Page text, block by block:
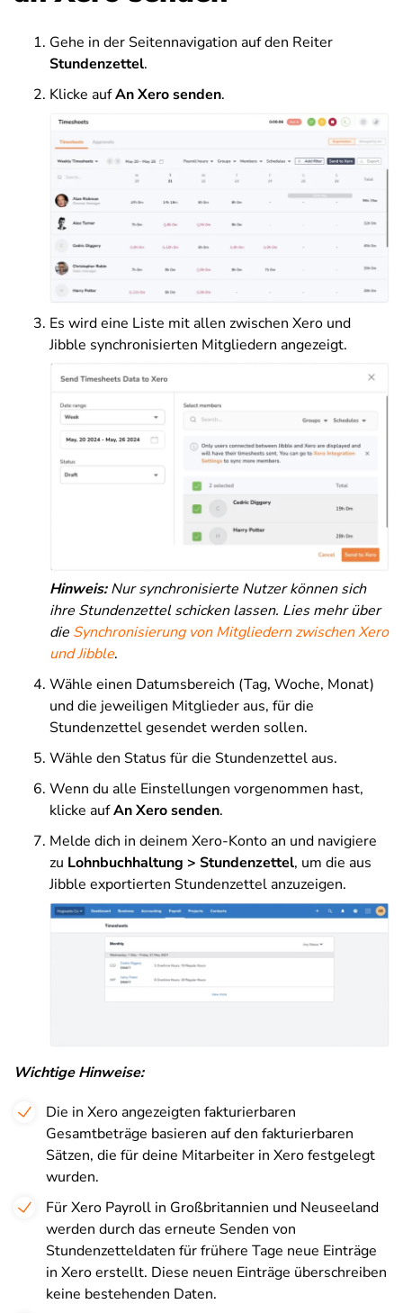
Gehe in der Seitennavigation auf den Reiter
Stundenzettel.
Klicke aufAn Xero senden.
Es wird eine Liste mit allen zwischen Xero und
Jibble synchronisierten Mitgliedern angezeigt.
Hinweis:Nur synchronisierte Nutzer können sich
ihre Stundenzettel schicken lassen. Lies mehr über
die Synchronisierung von Mitgliedern zwischen Xero
und Jibble.
Wähle einen Datumsbereich (Tag, Woche, Monat)
und die jeweiligen Mitglieder aus, für die
Stundenzettel gesendet werden sollen.
Wähle den Status für die Stundenzettel aus.
Wenn du alle Einstellungen vorgenommen hast,
klicke aufAn Xero senden.
Melde dich in deinem Xero-Konto an und navigiere
zu Lohnbuchhaltung > Stundenzettel, um die aus
Jibble exportierten Stundenzettel anzuzeigen.
Wichtige Hinweise:
Die in Xero angezeigten fakturierbaren
Gesamtbeträge basieren auf den fakturierbaren
Sätzen, die für deine Mitarbeiter in Xero festgelegt
wurden.
Für Xero Payroll in Großbritannien und Neuseeland
werden durch das erneute Senden von
Stundenzetteldaten für frühere Tage neue Einträge
in Xero erstellt. Diese neuen Einträge überschreiben
keine bestehenden Daten.